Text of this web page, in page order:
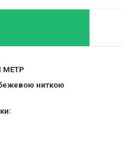
МЕТР
ниткою